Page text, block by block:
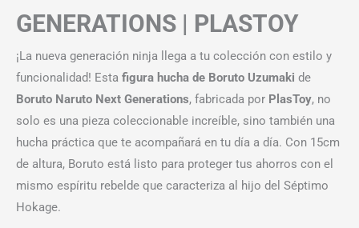
GENERATIONS | PLASTOY
¡La nueva generación ninja llega a tu colección con estilo y
funcionalidad! Esta figura hucha de Boruto Uzumaki de
Boruto Naruto Next Generations, fabricada por PlasToy, no
solo es una pieza coleccionable increíble, sino también una
hucha práctica que te acompañará en tu día a día. Con 15cm
de altura, Boruto está listo para proteger tus ahorros con el
mismo espíritu rebelde que caracteriza al hijo del Séptimo
Hokage.